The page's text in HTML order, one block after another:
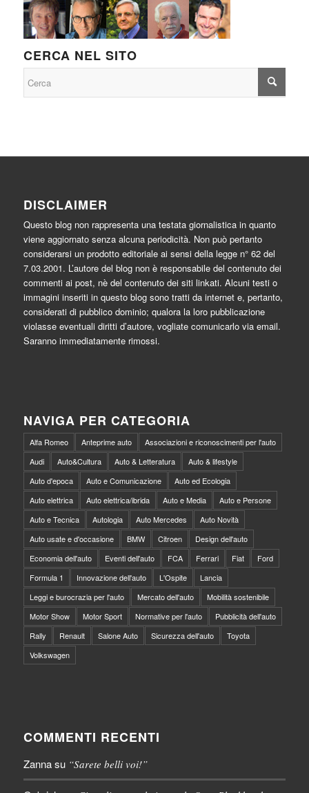
CERCA NEL SITO
DISCLAIMER
Questo blog non rappresenta una testata giornalistica in quanto
viene aggiornato senza alcuna periodicità. Non può pertanto
considerarsi un prodotto editoriale ai sensi della legge n° 62 del
7.03.2001. L’autore del blog non è responsabile del contenuto dei
commenti ai post, nè del contenuto dei siti linkati. Alcuni testi o
immagini inseriti in questo blog sono tratti da internet e, pertanto,
considerati di pubblico dominio; qualora la loro pubblicazione
violasse eventuali diritti d’autore, vogliate comunicarlo via email.
Saranno immediatamente rimossi.
NAVIGA PER CATEGORIA
Alfa Romeo Anteprime auto
Associazioni e riconoscimenti per l'auto
Audi
Auto&Cultura Auto & Letteratura
Auto & lifestyle
Auto d'epoca
Auto e Comunicazione
Auto ed Ecologia
Auto elettrica
Auto elettrica/ibrida Auto e Media
Auto e Persone
Auto e Tecnica
Autologia Auto Mercedes
Auto Novità
Auto usate e d'occasione
BMW Citroen
Design dell'auto
Economia dell'auto
Eventi dell'auto FCA Ferrari Fiat
Ford
Formula 1
Innovazione dell'auto L'Ospite
Lancia
Leggi e burocrazia per l'auto
Mercato dell'auto
Mobilità sostenibile
Motor Show
Motor Sport Normative per l'auto
Pubblicità dell'auto
Rally
Renault Salone Auto Sicurezza dell'auto
Toyota
Volkswagen
COMMENTI RECENTI
Zannasu “Sarete belli voi!”